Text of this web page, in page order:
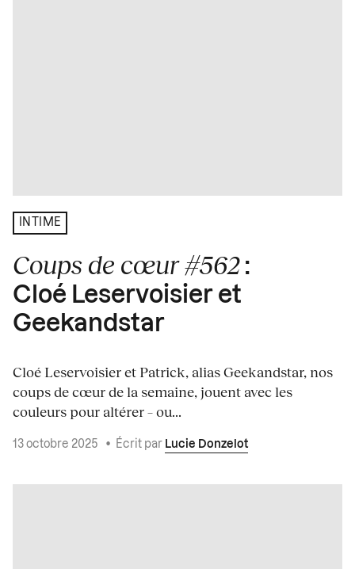
INTIME
Coups de cœur #562 :
Cloé Leservoisier et
Geekandstar
Cloé Leservoisier et Patrick, alias Geekandstar, nos
coups de cœur de la semaine, jouent avec les
couleurs pour altérer – ou...
13 octobre 2025 • Écrit par Lucie Donzelot